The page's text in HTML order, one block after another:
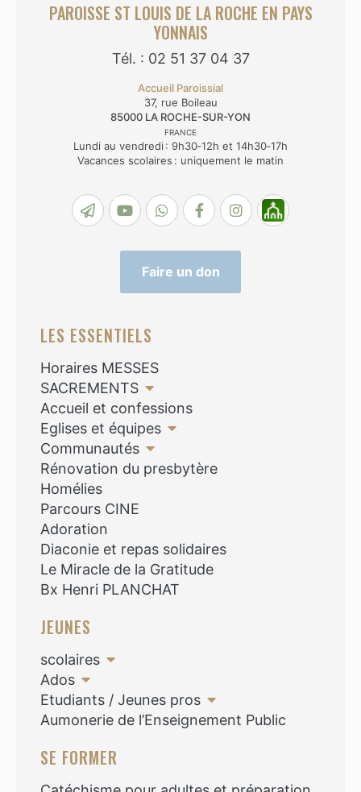
PAROISSE ST LOUIS DE LA ROCHE EN PAYS
YONNAIS
Tél. : 02 51 37 04 37
Accueil Paroissial
37, rue Boileau
85000 LA ROCHE-SUR-YON
FRANCE
Lundi au vendredi : 9h30‑12h et 14h30‑17h
Vacances scolaires : uniquement le matin
Faire un don
LES ESSENTIELS
Horaires MESSES
SACREMENTS
Accueil et confessions
Eglises et équipes
Communautés
Rénovation du presbytère
Homélies
Parcours CINE
Adoration
Diaconie et repas solidaires
Le Miracle de la Gratitude
Bx Henri PLANCHAT
JEUNES
scolaires
Ados
Etudiants / Jeunes pros
Aumonerie de l’Enseignement Public
SE FORMER